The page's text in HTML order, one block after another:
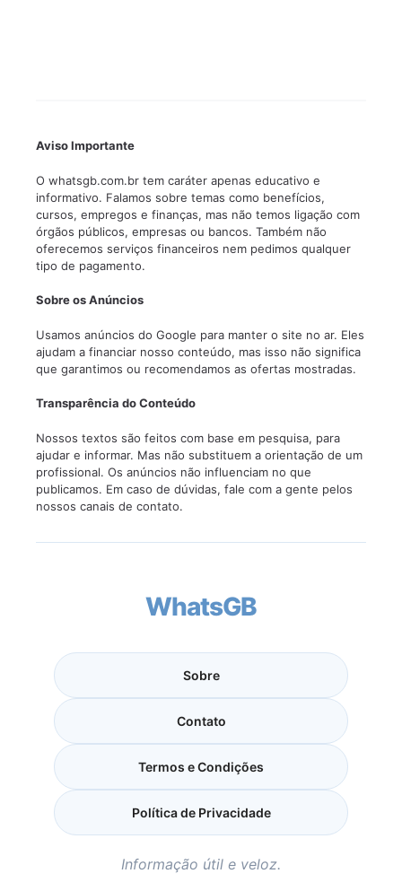
Aviso Importante
O whatsgb.com.br tem caráter apenas educativo e
informativo. Falamos sobre temas como benefícios,
cursos, empregos e finanças, mas não temos ligação com
órgãos públicos, empresas ou bancos. Também não
oferecemos serviços financeiros nem pedimos qualquer
tipo de pagamento.
Sobre os Anúncios
Usamos anúncios do Google para manter o site no ar. Eles
ajudam a financiar nosso conteúdo, mas isso não significa
que garantimos ou recomendamos as ofertas mostradas.
Transparência do Conteúdo
Nossos textos são feitos com base em pesquisa, para
ajudar e informar. Mas não substituem a orientação de um
profissional. Os anúncios não influenciam no que
publicamos. Em caso de dúvidas, fale com a gente pelos
nossos canais de contato.
WhatsGB
Sobre
Contato
Termos e Condições
Política de Privacidade
Informação útil e veloz.